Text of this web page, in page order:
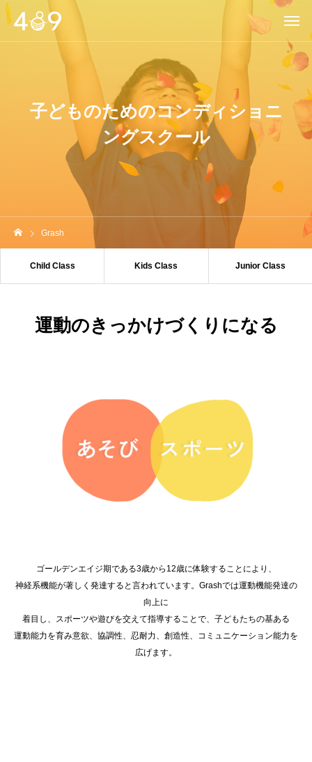
子どものためのコンディショニ
ングスクール
Grash
Child Class Kids Class Junior Class
運動のきっかけづくりになる
ゴールデンエイジ期である3歳から12歳に体験することにより、
神経系機能が著しく発達すると言われています。Grashでは運動機能発達の
向上に
着目し、スポーツや遊びを交えて指導することで、子どもたちの基ある
運動能力を育み意欲、協調性、忍耐力、創造性、コミュニケーション能力を
広げます。